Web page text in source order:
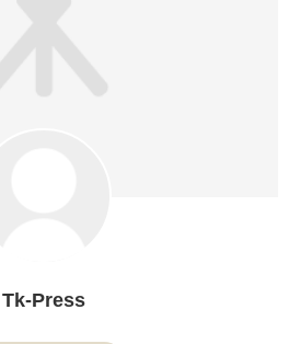
Tk-Press